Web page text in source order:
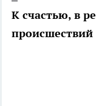
К счастью, в
происшествий